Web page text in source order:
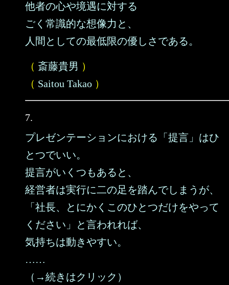
他者の心や境遇に対する
ごく常識的な想像力と、
人間としての最低限の優しさである。
（ 斎藤貴男 ）
（ Saitou Takao ）
7.
プレゼンテーションにおける「提言」はひ
とつでいい。
提言がいくつもあると、
経営者は実行に二の足を踏んでしまうが、
「社長、とにかくこのひとつだけをやって
ください」と言われれば、
気持ちは動きやすい。
……
（→続きはクリック）